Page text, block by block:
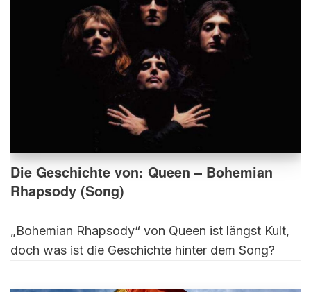
Die Geschichte von: Queen – Bohemian
Rhapsody (Song)
„Bohemian Rhapsody“ von Queen ist längst Kult,
doch was ist die Geschichte hinter dem Song?